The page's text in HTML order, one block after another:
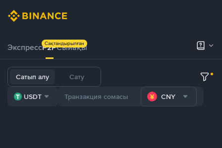
ЭкспрессP2PСыйақы
Сақтандырылған
Сатып алу Сату
USDT CNY